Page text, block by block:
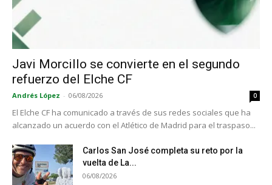
Javi Morcillo se convierte en el segundo
refuerzo del Elche CF
Andrés López - 06/08/2026 0
El Elche CF ha comunicado a través de sus redes sociales que ha
alcanzado un acuerdo con el Atlético de Madrid para el traspaso...
Carlos San José completa su reto por la
vuelta de La...
06/08/2026